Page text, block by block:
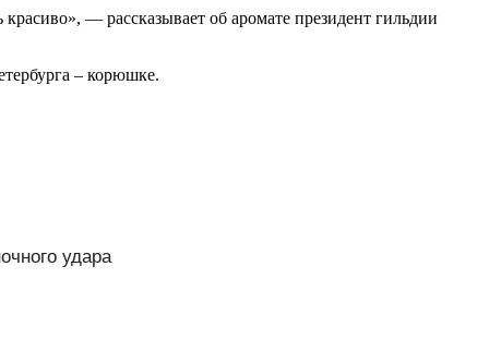
— рассказывает об аромате президент гильдии
– корюшке.
удара